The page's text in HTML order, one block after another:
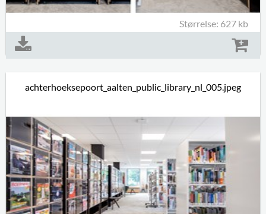
Størrelse: 627 kb
achterhoeksepoort_aalten_public_library_nl_005.jpeg